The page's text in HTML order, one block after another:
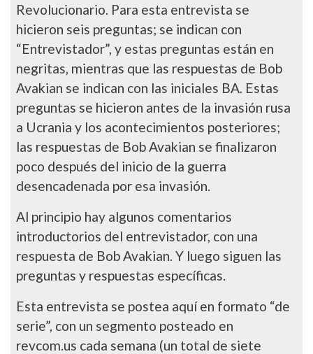
Revolucionario. Para esta entrevista se
hicieron seis preguntas; se indican con
“Entrevistador”, y estas preguntas están en
negritas, mientras que las respuestas de Bob
Avakian se indican con las iniciales BA. Estas
preguntas se hicieron antes de la invasión rusa
a Ucrania y los acontecimientos posteriores;
las respuestas de Bob Avakian se finalizaron
poco después del inicio de la guerra
desencadenada por esa invasión.
Al principio hay algunos comentarios
introductorios del entrevistador, con una
respuesta de Bob Avakian. Y luego siguen las
preguntas y respuestas específicas.
Esta entrevista se postea aquí en formato “de
serie”, con un segmento posteado en
revcom.us cada semana (un total de siete